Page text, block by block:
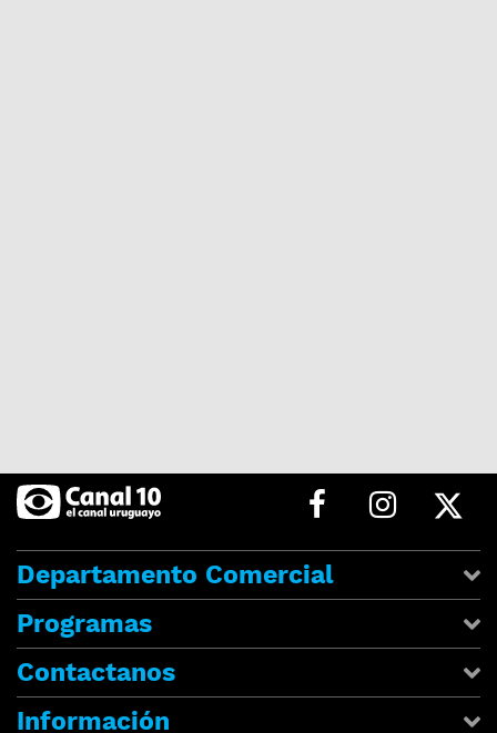
Departamento Comercial
Programas
Contactanos
Información